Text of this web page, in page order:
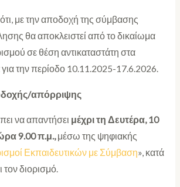
με την αποδοχή της σύμβασης
θα αποκλειστεί από το δικαίωμα
σε θέση αντικαταστάτη στα
την περίοδο 10.11.2025-17.6.2026.
απόρριψης
να απαντήσει μέχρι τη Δευτέρα, 10
9.00 π.μ.,μέσω της ψηφιακής
Εκπαιδευτικών με Σύμβαση», κατά
διορισμό.